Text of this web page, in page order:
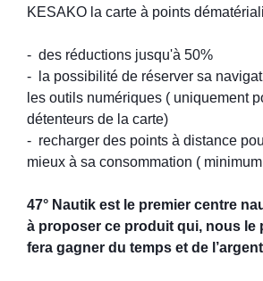
KESAKO la carte à points
- des réductions jusqu'à 50%
- la possibilité de réserver sa
les outils numériques ( uniquement
détenteurs de la carte)
- recharger des points à distance
mieux à sa consommation (
47° Nautik est le premier centre
à proposer ce produit qui, nous le
fera gagner du temps et de